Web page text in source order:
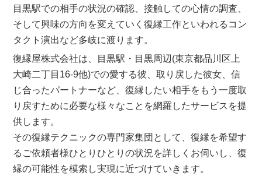
目黒駅での相手の状況の確認、接触しての心情の調査、
そして興味の方向を変えていく復縁工作といわれるコン
タクト演出など多岐に渡ります。
復縁屋株式会社は、目黒駅・目黒周辺(東京都品川区上
大崎二丁目16-9他)での愛する彼、取り戻した彼女、信
じ合ったパートナーなど、復縁したい相手をもう一度取
り戻すために必要な様々なことを網羅したサービスを提
供します。
その復縁テクニックの専門家集団として、復縁を希望す
るご依頼者様ひとりひとりの状況を詳しくお伺いし、復
縁の可能性を模索し実現に近づけていきます。